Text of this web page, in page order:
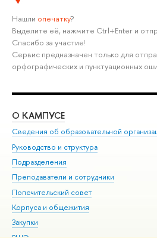
Нашли опечатку?
Выделите её, нажмите Ctrl+Enter и
Спасибо за участие!
Сервис предназначен только для
орфографических и пунктуационных
О КАМПУСЕ
Сведения об образовательной
Руководство и структура
Подразделения
Преподаватели и сотрудники
Попечительский совет
Корпуса и общежития
Закупки